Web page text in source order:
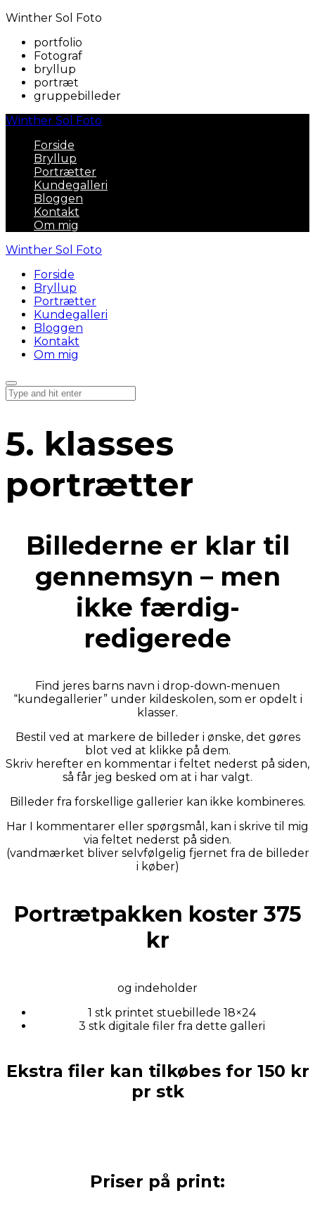
Winther Sol Foto
portfolio
Fotograf
bryllup
portræt
gruppebilleder
Winther Sol Foto
Forside
Bryllup
Portrætter
Kundegalleri
Bloggen
Kontakt
Om mig
Winther Sol Foto
Forside
Bryllup
Portrætter
Kundegalleri
Bloggen
Kontakt
Om mig
5. klasses
portrætter
Billederne er klar til
gennemsyn – men
ikke færdig-
redigerede
Find jeres barns navn i drop-down-menuen
“kundegallerier” under kildeskolen, som er opdelt i
klasser.
Bestil ved at markere de billeder i ønske, det gøres
blot ved at klikke på dem.
Skriv herefter en kommentar i feltet nederst på siden,
så får jeg besked om at i har valgt.
Billeder fra forskellige gallerier kan ikke kombineres.
Har I kommentarer eller spørgsmål, kan i skrive til mig
via feltet nederst på siden.
(vandmærket bliver selvfølgelig fjernet fra de billeder
i køber)
Portrætpakken koster 375
kr
og indeholder
1 stk printet stuebillede 18×24
3 stk digitale filer fra dette galleri
Ekstra filer kan tilkøbes for 150 kr
pr stk
Priser på print: